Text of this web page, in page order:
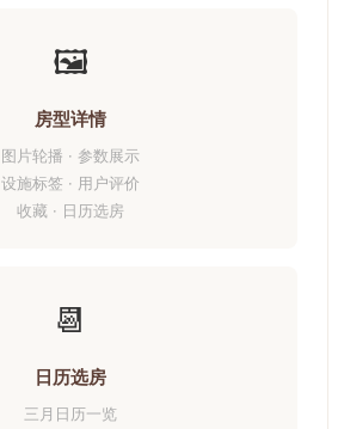
🖼️
房型详情
图片轮播 · 参数展示
设施标签 · 用户评价
收藏 · 日历选房
📆
日历选房
三月日历一览